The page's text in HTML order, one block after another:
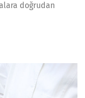
doğrudan